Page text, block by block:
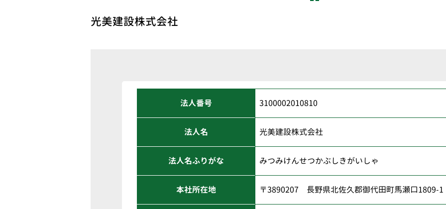
光美建設株式会社
法人番号 3100002010810
法人名 光美建設株式会社
法人名ふりがな みつみけんせつかぶしきがいしゃ
本社所在地 〒3890207 長野県北佐久郡御代田町馬瀬口